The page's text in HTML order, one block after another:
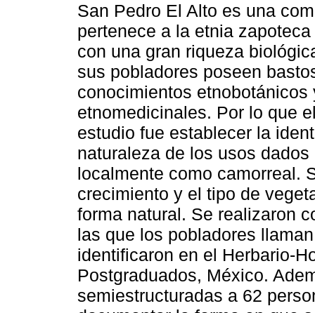
San Pedro El Alto es una
pertenece a la etnia
con una gran riqueza
sus pobladores poseen
conocimientos etnobotánicos
etnomedicinales. Por lo que
estudio fue establecer la
naturaleza de los usos
localmente como camorreal.
crecimiento y el tipo de
forma natural. Se realizaron
las que los pobladores
identificaron en el Herbario-
Postgraduados, México.
semiestructuradas a 62